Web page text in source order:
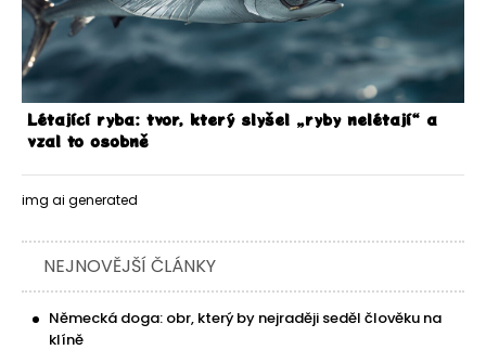
Létající ryba: tvor, který slyšel „ryby nelétají“ a
vzal to osobně
img ai generated
NEJNOVĚJŠÍ ČLÁNKY
Německá doga: obr, který by nejraději seděl člověku na
klíně